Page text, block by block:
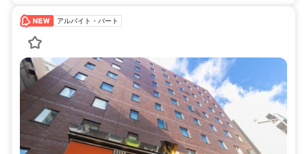
アルバイト・パート